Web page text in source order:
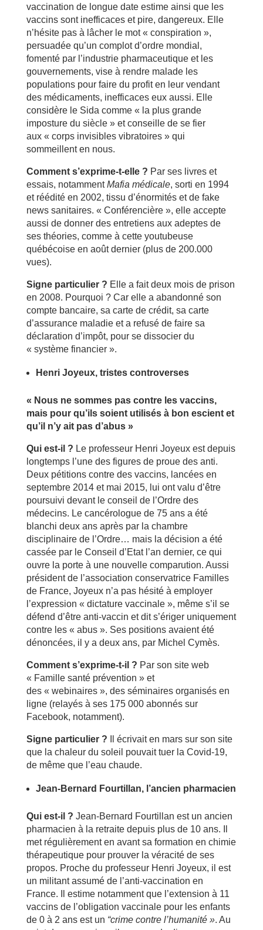
vaccination de longue date estime ainsi que les
vaccins sont inefficaces et pire, dangereux. Elle
n’hésite pas à lâcher le mot « conspiration »,
persuadée qu’un complot d’ordre mondial,
fomenté par l’industrie pharmaceutique et les
gouvernements, vise à rendre malade les
populations pour faire du profit en leur vendant
des médicaments, inefficaces eux aussi. Elle
considère le Sida comme « la plus grande
imposture du siècle » et conseille de se fier
aux « corps invisibles vibratoires » qui
sommeillent en nous.
Comment s’exprime-t-elle ? Par ses livres et
essais, notammentMafia médicale, sorti en 1994
et réédité en 2002, tissu d’énormités et de fake
news sanitaires. « Conférencière », elle accepte
aussi de donner des entretiens aux adeptes de
ses théories, comme à cette youtubeuse
québécoise en août dernier (plus de 200.000
vues).
Signe particulier ? Elle a fait deux mois de prison
en 2008. Pourquoi ? Car elle a abandonné son
compte bancaire, sa carte de crédit, sa carte
d’assurance maladie et a refusé de faire sa
déclaration d’impôt, pour se dissocier du
« système financier ».
Henri Joyeux, tristes controverses
« Nous ne sommes pas contre les vaccins,
mais pour qu’ils soient utilisés à bon escient et
qu’il n’y ait pas d’abus »
Qui est-il ? Le professeur Henri Joyeux est depuis
longtemps l’une des figures de proue des anti.
Deux pétitions contre des vaccins, lancées en
septembre 2014 et mai 2015, lui ont valu d’être
poursuivi devant le conseil de l’Ordre des
médecins. Le cancérologue de 75 ans a été
blanchi deux ans après par la chambre
disciplinaire de l’Ordre… mais la décision a été
cassée par le Conseil d’Etat l’an dernier, ce qui
ouvre la porte à une nouvelle comparution. Aussi
président de l’association conservatrice Familles
de France, Joyeux n’a pas hésité à employer
l’expression « dictature vaccinale », même s’il se
défend d’être anti-vaccin et dit s’ériger uniquement
contre les « abus ». Ses positions avaient été
dénoncées, il y a deux ans, par Michel Cymès.
Comment s’exprime-t-il ? Par son site web
« Famille santé prévention » et
des « webinaires », des séminaires organisés en
ligne (relayés à ses 175 000 abonnés sur
Facebook, notamment).
Signe particulier ? Il écrivait en mars sur son site
que la chaleur du soleil pouvait tuer la Covid-19,
de même que l’eau chaude.
Jean-Bernard Fourtillan, l’ancien pharmacien
Qui est-il ? Jean-Bernard Fourtillan est un ancien
pharmacien à la retraite depuis plus de 10 ans. Il
met régulièrement en avant sa formation en chimie
thérapeutique pour prouver la véracité de ses
propos. Proche du professeur Henri Joyeux, il est
un militant assumé de l’anti-vaccination en
France. Il estime notamment que l’extension à 11
vaccins de l’obligation vaccinale pour les enfants
de 0 à 2 ans est un “crime contre l’humanité ». Au